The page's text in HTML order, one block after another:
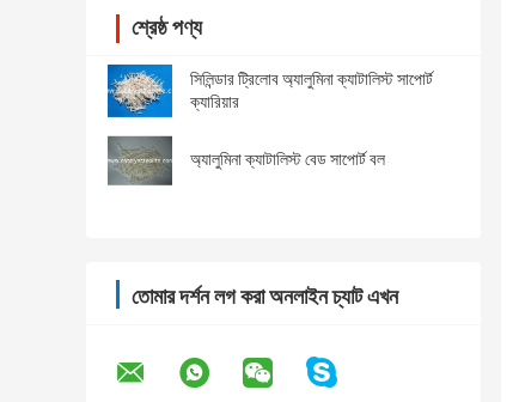
শ্রেষ্ঠ পণ্য
সিলিন্ডার ট্রিলোব অ্যালুমিনা ক্যাটালিস্ট সাপোর্ট
ক্যারিয়ার
অ্যালুমিনা ক্যাটালিস্ট বেড সাপোর্ট বল
তোমার দর্শন লগ করা অনলাইন চ্যাট এখন